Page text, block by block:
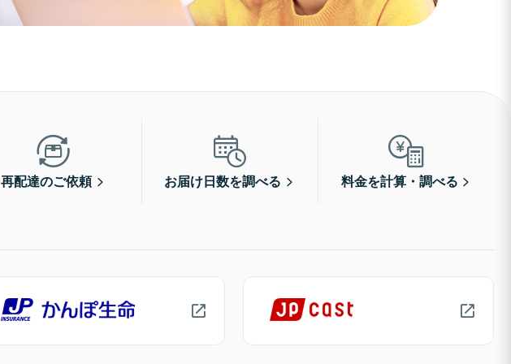
再配達のご依頼 お届け日数を調べる 料金を計算・調べる